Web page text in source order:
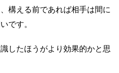
構える前であれば相手は間に
です。
したほうがより効果的かと思